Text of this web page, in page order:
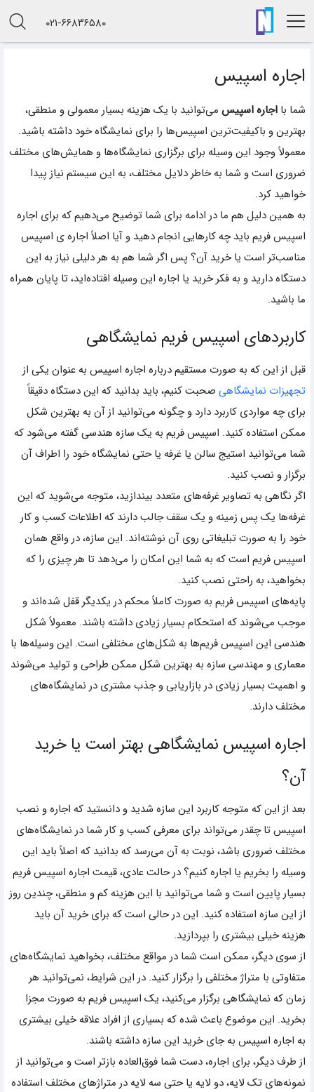
۰۲۱-۶۶۸۳۶۵۸۰
اجاره اسپیس
شما با اجاره اسپیس می‌توانید با یک هزینه بسیار معمولی و منطقی،
بهترین و باکیفیت‌ترین اسپیس‌ها را برای نمایشگاه خود داشته باشید.
معمولاً وجود این وسیله برای برگزاری نمایشگاه‌ها و همایش‌های مختلف
ضروری است و شما به خاطر دلایل مختلف، به این سیستم نیاز پیدا
خواهید کرد.
به همین دلیل هم ما در ادامه برای شما توضیح می‌دهیم که برای اجاره
اسپیس فریم باید چه کارهایی انجام دهید و آیا اصلاً اجاره ی اسپیس
مناسب‌تر است یا خرید آن؟ پس اگر شما هم به هر دلیلی نیاز به این
دستگاه دارید و به فکر خرید یا اجاره این وسیله افتاده‌اید، تا پایان همراه
ما باشید.
کاربردهای اسپیس فریم نمایشگاهی
قبل از این که به صورت مستقیم درباره اجاره اسپیس به عنوان یکی از
تجهیزات نمایشگاهی صحبت کنیم، باید بدانید که این دستگاه دقیقاً
برای چه مواردی کاربرد دارد و چگونه می‌توانید از آن به بهترین شکل
ممکن استفاده کنید. اسپیس فریم به یک سازه هندسی گفته می‌شود که
شما می‌توانید استیج سالن یا غرفه یا حتی نمایشگاه خود را اطراف آن
برگزار و نصب کنید.
اگر نگاهی به تصاویر غرفه‌های متعدد بیندازید، متوجه می‌شوید که این
غرفه‌ها یک پس زمینه و یک سقف جالب دارند که اطلاعات کسب و کار
خود را به صورت تبلیغاتی روی آن نوشته‌اند. این سازه، در واقع همان
اسپیس فریم است که به شما این امکان را می‌دهد تا هر چیزی را که
بخواهید، به راحتی نصب کنید.
پایه‌های اسپیس فریم به صورت کاملاً محکم در یکدیگر قفل شده‌اند و
موجب می‌شوند که استحکام بسیار زیادی داشته باشند. معمولاً شکل
هندسی این اسپیس فریم‌ها به شکل‌های مختلفی است. این وسیله‌ها با
معماری و مهندسی سازه به بهترین شکل ممکن طراحی و تولید می‌شوند
و اهمیت بسیار زیادی در بازاریابی و جذب مشتری در نمایشگاه‌های
مختلف دارند.
اجاره اسپیس نمایشگاهی بهتر است یا خرید
آن؟
بعد از این که متوجه کاربرد این سازه شدید و دانستید که اجاره و نصب
اسپیس تا چقدر می‌تواند برای معرفی کسب و کار شما در نمایشگاه‌های
مختلف ضروری باشد، نوبت به آن می‌رسد که بدانید که اصلاً باید این
وسیله را بخریم یا اجاره کنیم؟ در حالت عادی، قیمت اجاره اسپیس فریم
بسیار پایین است و شما می‌توانید با این هزینه کم و منطقی، چندین روز
از این سازه استفاده کنید. این در حالی است که برای خرید آن باید
هزینه خیلی بیشتری را بپردازید.
از سوی دیگر، ممکن است شما در مواقع مختلف، بخواهید نمایشگاه‌های
متفاوتی با متراژ مختلفی را برگزار کنید. در این شرایط، نمی‌توانید هر
زمان که نمایشگاهی برگزار می‌کنید، یک اسپیس فریم به صورت مجزا
بخرید. این موضوع باعث شده که بسیاری از افراد علاقه خیلی بیشتری
به اجاره اسپیس به جای خرید این سازه داشته باشند.
از طرف دیگر، برای اجاره، دست شما فوق‌العاده بازتر است و می‌توانید از
نمونه‌های تک لایه، دو لایه یا حتی سه لایه در متراژ‌های مختلف استفاده